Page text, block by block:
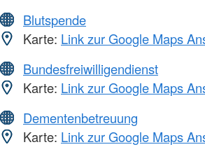
Blutspende
Karte: Link zur Google Maps
Bundesfreiwilligendienst
Karte: Link zur Google Maps
Dementenbetreuung
Karte: Link zur Google Maps